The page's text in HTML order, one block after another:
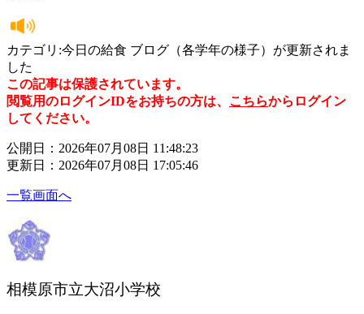
カテゴリ:今日の給食 ブログ（各学年の様子）が更新されま
した
この記事は保護されています。
閲覧用のログインIDをお持ちの方は、 こちらからログイン
してください。
公開日：2026年07月08日 11:48:23
更新日：2026年07月08日 17:05:46
一覧画面へ
相模原市立大沼小学校